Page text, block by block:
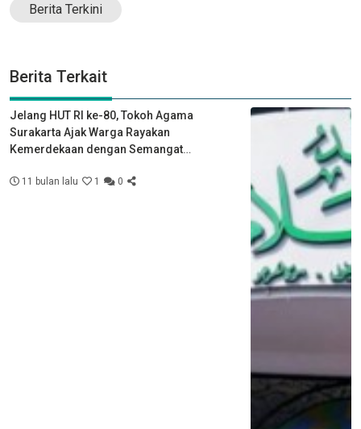
Berita Terkini
Berita Terkait
Jelang HUT RI ke-80, Tokoh Agama
Surakarta Ajak Warga Rayakan
Kemerdekaan dengan Semangat
11 bulan lalu 1 0